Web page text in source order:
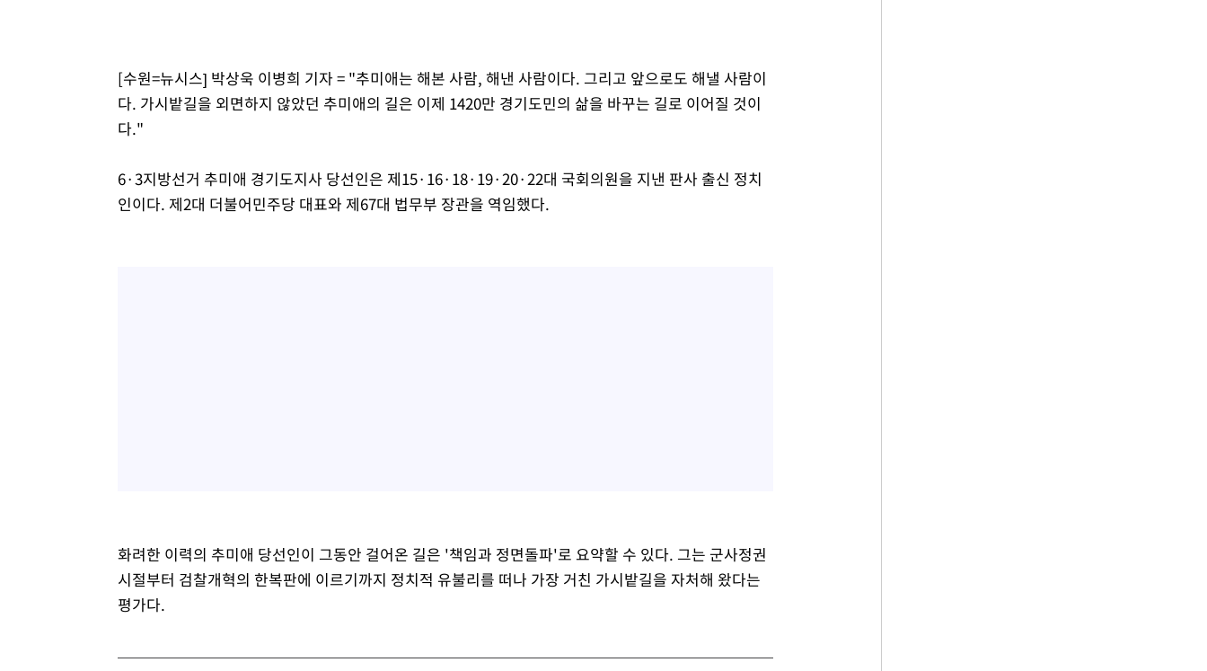
[수원=뉴시스] 박상욱 이병희 기자 = "추미애는 해본 사람, 해낸 사람이다. 그리고 앞으로도 해낼 사람이
다. 가시밭길을 외면하지 않았던 추미애의 길은 이제 1420만 경기도민의 삶을 바꾸는 길로 이어질 것이
다."
6·3지방선거 추미애 경기도지사 당선인은 제15·16·18·19·20·22대 국회의원을 지낸 판사 출신 정치
인이다. 제2대 더불어민주당 대표와 제67대 법무부 장관을 역임했다.
화려한 이력의 추미애 당선인이 그동안 걸어온 길은 '책임과 정면돌파'로 요약할 수 있다. 그는 군사정권
시절부터 검찰개혁의 한복판에 이르기까지 정치적 유불리를 떠나 가장 거친 가시밭길을 자처해 왔다는
평가다.